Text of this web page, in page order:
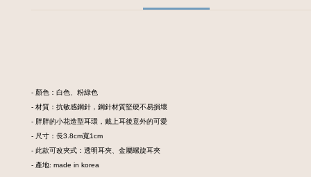
- 顏色：白色、粉綠色
- 材質：抗敏感鋼針，鋼針材質堅硬不易損壞
- 胖胖的小花造型耳環，戴上耳後意外的可愛
- 尺寸：長3.8cm寬1cm
- 此款可改夾式：透明耳夾、金屬螺旋耳夾
- 產地: made in korea